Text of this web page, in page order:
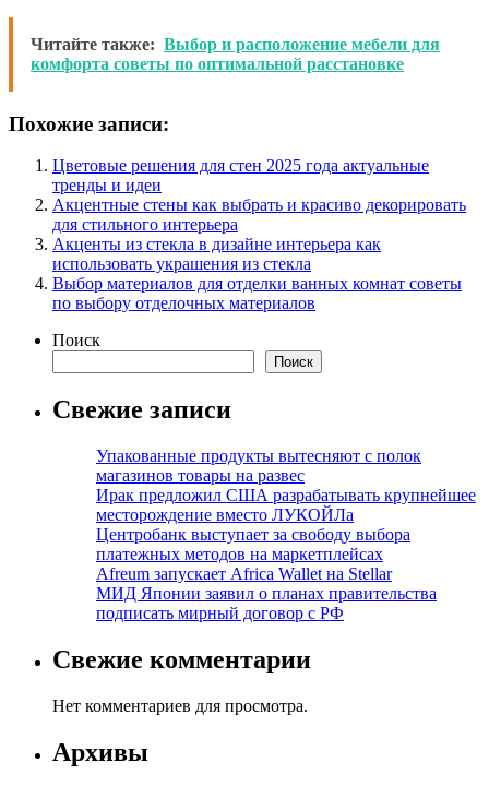
Читайте также: Выбор и расположение мебели для
комфорта советы по оптимальной расстановке
Похожие записи:
Цветовые решения для стен 2025 года актуальные
тренды и идеи
Акцентные стены как выбрать и красиво декорировать
для стильного интерьера
Акценты из стекла в дизайне интерьера как
использовать украшения из стекла
Выбор материалов для отделки ванных комнат советы
по выбору отделочных материалов
Поиск
Поиск
Свежие записи
Упакованные продукты вытесняют с полок
магазинов товары на развес
Ирак предложил США разрабатывать крупнейшее
месторождение вместо ЛУКОЙЛа
Центробанк выступает за свободу выбора
платежных методов на маркетплейсах
Afreum запускает Africa Wallet на Stellar
МИД Японии заявил о планах правительства
подписать мирный договор с РФ
Свежие комментарии
Нет комментариев для просмотра.
Архивы